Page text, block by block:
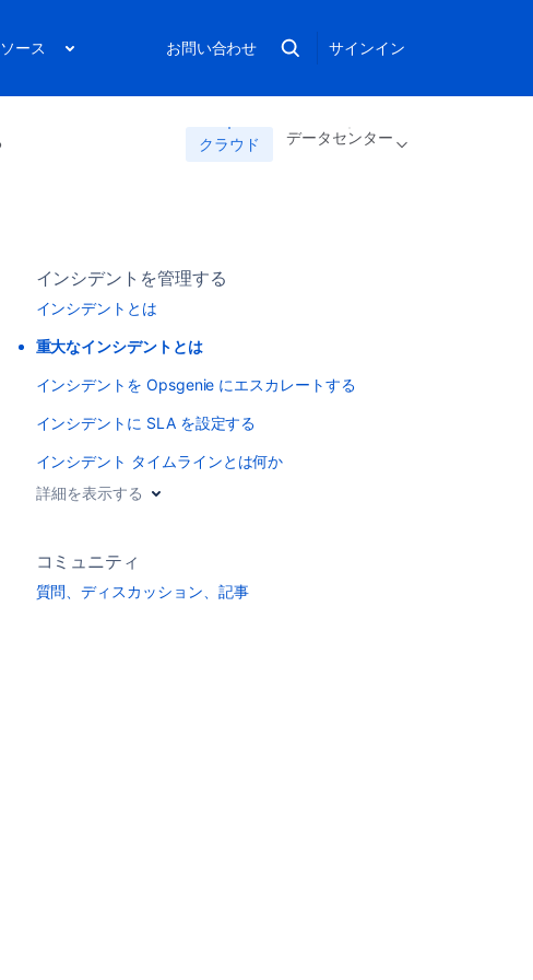
ース お問い合わせ サインイン
クラウド データセンター
インシデントを管理する
インシデントとは
重大なインシデントとは
インシデントを Opsgenie にエスカレートする
インシデントに SLA を設定する
インシデント タイムラインとは何か
詳細を表示する
コミュニティ
質問、ディスカッション、記事